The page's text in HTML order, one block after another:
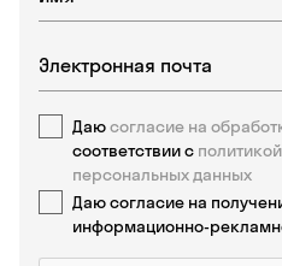
Даюсогласие на
соответствии с
персональных данных
Даю согласие на
информационно-